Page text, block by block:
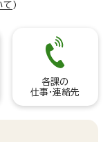
て ）
各課の
仕事・連絡先